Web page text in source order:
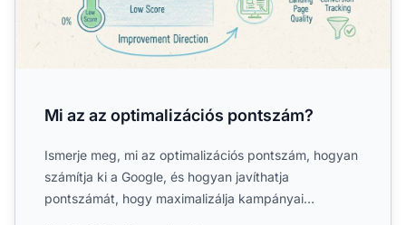
Mi az az optimalizációs pontszám?
Ismerje meg, mi az optimalizációs pontszám, hogyan
számítja ki a Google, és hogyan javíthatja
pontszámát, hogy maximalizálja kampányai